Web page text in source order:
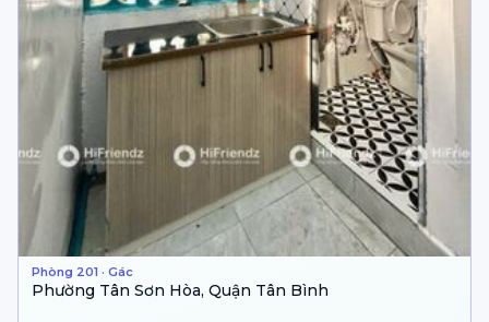
Phòng 201 · Gác
Phường Tân Sơn Hòa, Quận Tân Bình